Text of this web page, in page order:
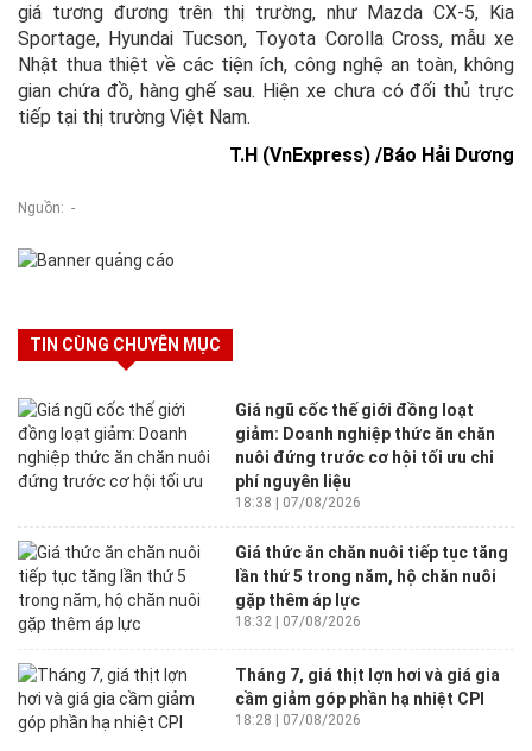
giá tương đương trên thị trường, như Mazda CX-5, Kia
Sportage, Hyundai Tucson, Toyota Corolla Cross, mẫu xe
Nhật thua thiệt về các tiện ích, công nghệ an toàn, không
gian chứa đồ, hàng ghế sau. Hiện xe chưa có đối thủ trực
tiếp tại thị trường Việt Nam.
T.H (VnExpress) /Báo Hải Dương
Nguồn: -
TIN CÙNG CHUYÊN MỤC
Giá ngũ cốc thế giới đồng loạt
giảm: Doanh nghiệp thức ăn chăn
nuôi đứng trước cơ hội tối ưu chi
phí nguyên liệu
18:38 | 07/08/2026
Giá thức ăn chăn nuôi tiếp tục tăng
lần thứ 5 trong năm, hộ chăn nuôi
gặp thêm áp lực
18:32 | 07/08/2026
Tháng 7, giá thịt lợn hơi và giá gia
cầm giảm góp phần hạ nhiệt CPI
18:28 | 07/08/2026